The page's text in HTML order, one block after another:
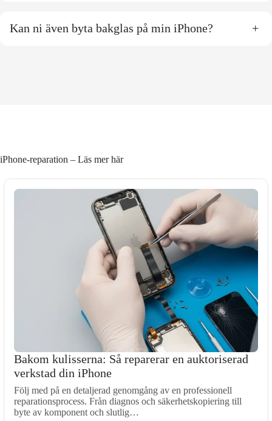
Kan ni även byta bakglas på min iPhone? +
iPhone-reparation – Läs mer här
Bakom kulisserna: Så reparerar en auktoriserad
verkstad din iPhone
Följ med på en detaljerad genomgång av en professionell
reparationsprocess. Från diagnos och säkerhetskopiering till
byte av komponent och slutlig…